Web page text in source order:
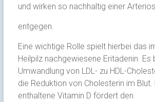
und wirken so nachhaltig einer
entgegen.
Eine wichtige Rolle spielt hierbei das
Heilpilz nachgewiesene Eritadenin. Es
Umwandlung von LDL- zu HDL-
die Reduktion von Cholesterin im Blut.
enthaltene Vitamin D fördert den